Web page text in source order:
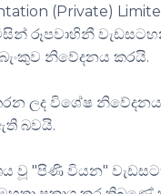
(Private)
රූපවාහිනී
නිවේදනය කරයි.
ලද විශේෂ
බවයි.
වූ "පිණි වියන"